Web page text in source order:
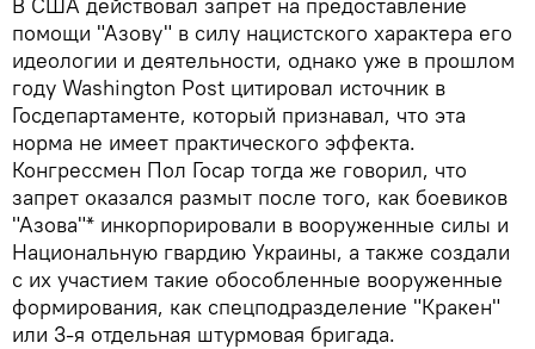
помощи "Азову" в силу нацистского характера его
идеологии и деятельности, однако уже в прошлом
году Washington Post цитировал источник в
Госдепартаменте, который признавал, что эта
норма не имеет практического эффекта.
Конгрессмен Пол Госар тогда же говорил, что
запрет оказался размыт после того, как боевиков
"Азова"* инкорпорировали в вооруженные силы и
Национальную гвардию Украины, а также создали
с их участием такие обособленные вооруженные
формирования, как спецподразделение "Кракен"
или 3-я отдельная штурмовая бригада.